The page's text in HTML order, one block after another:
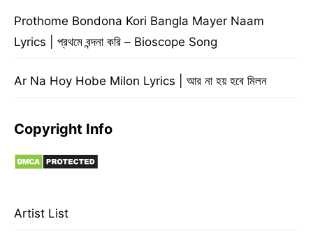
Prothome Bondona Kori Bangla Mayer Naam
Lyrics | প্রথমে বন্দনা করি – Bioscope Song
Ar Na Hoy Hobe Milon Lyrics | আর না হয় হবে মিলন
Copyright Info
Artist List